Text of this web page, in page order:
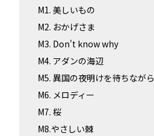
M1. 美しいもの
M2. おかげさま
M3. Don't know why
M4. アダンの海辺
M5. 異国の夜明けを待ちながら
M6. メロディー
M7. 桜
M8.やさしい棘